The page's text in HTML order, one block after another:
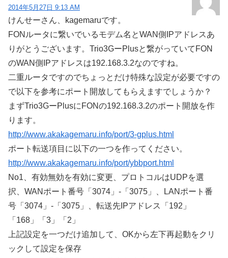
2014年5月27日 9:13 AM
けんせーさん、kagemaruです。
FONルータに繋いでいるモデム名とWAN側IPアドレスあ
りがとうございます。Trio3GーPlusと繋がっていてFON
のWAN側IPアドレスは192.168.3.2なのですね。
二重ルータですのでちょっとだけ特殊な設定が必要ですの
で以下を参考にポート開放してもらえますでしょうか？
まずTrio3GーPlusにFONの192.168.3.2のポート開放を作
ります。
http://www.akakagemaru.info/port/3-gplus.html
ポート転送項目に以下の一つを作ってください。
http://www.akakagemaru.info/port/ybbport.html
No1、有効無効を有効に変更、プロトコルはUDPを選
択、WANポート番号「3074」-「3075」、LANポート番
号「3074」-「3075」、転送先IPアドレス「192」
「168」「3」「2」
上記設定を一つだけ追加して、OKから左下再起動をクリ
ックして設定を保存